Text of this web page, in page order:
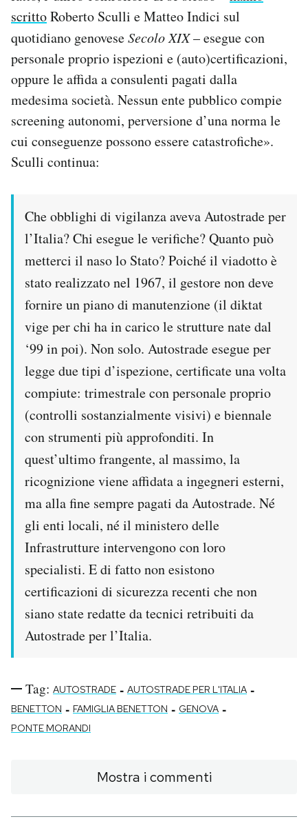
scrittoRoberto Sculli e Matteo Indici sul
quotidiano genoveseSecolo XIX– esegue con
personale proprio ispezioni e (auto)certificazioni,
oppure le affida a consulenti pagati dalla
medesima società. Nessun ente pubblico compie
screening autonomi, perversione d’una norma le
cui conseguenze possono essere catastrofiche».
Sculli continua:
Che obblighi di vigilanza aveva Autostrade per
l’Italia? Chi esegue le verifiche? Quanto può
metterci il naso lo Stato? Poiché il viadotto è
stato realizzato nel 1967, il gestore non deve
fornire un piano di manutenzione (il diktat
vige per chi ha in carico le strutture nate dal
‘99 in poi). Non solo. Autostrade esegue per
legge due tipi d’ispezione, certificate una volta
compiute: trimestrale con personale proprio
(controlli sostanzialmente visivi) e biennale
con strumenti più approfonditi. In
quest’ultimo frangente, al massimo, la
ricognizione viene affidata a ingegneri esterni,
ma alla fine sempre pagati da Autostrade. Né
gli enti locali, né il ministero delle
Infrastrutture intervengono con loro
specialisti. E di fatto non esistono
certificazioni di sicurezza recenti che non
siano state redatte da tecnici retribuiti da
Autostrade per l’Italia.
Tag: AUTOSTRADE - AUTOSTRADE PER L'ITALIA -
BENETTON - FAMIGLIA BENETTON - GENOVA -
PONTE MORANDI
Mostra i commenti